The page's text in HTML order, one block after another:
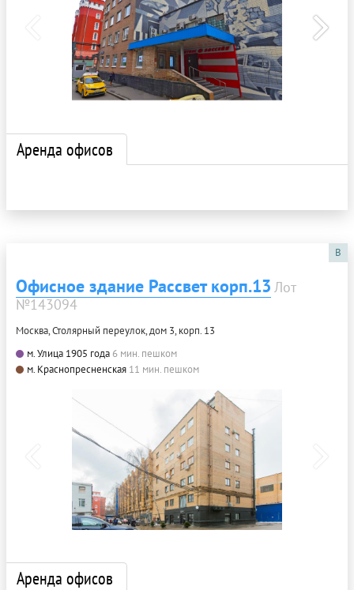
Аренда офисов
B
Офисное здание Рассвет корп.13 Лот
№143094
Москва, Столярный переулок, дом 3, корп. 13
м. Улица 1905 года 6 мин. пешком
м. Краснопресненская 11 мин. пешком
Аренда офисов